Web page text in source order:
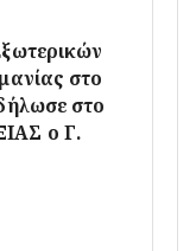
στο
στο
ο Γ.